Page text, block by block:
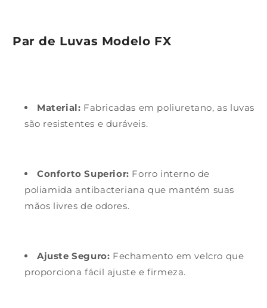
Par de Luvas Modelo FX
Material: Fabricadas em poliuretano, as luvas
são resistentes e duráveis.
Conforto Superior: Forro interno de
poliamida antibacteriana que mantém suas
mãos livres de odores.
Ajuste Seguro: Fechamento em velcro que
proporciona fácil ajuste e firmeza.